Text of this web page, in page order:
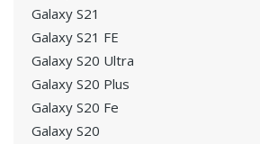
Galaxy S21
Galaxy S21 FE
Galaxy S20 Ultra
Galaxy S20 Plus
Galaxy S20 Fe
Galaxy S20